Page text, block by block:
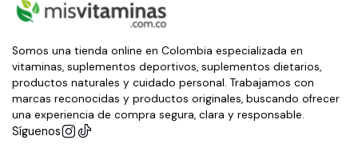
Somos una tienda online en Colombia especializada en
vitaminas, suplementos deportivos, suplementos dietarios,
productos naturales y cuidado personal. Trabajamos con
marcas reconocidas y productos originales, buscando ofrecer
una experiencia de compra segura, clara y responsable.
Síguenos